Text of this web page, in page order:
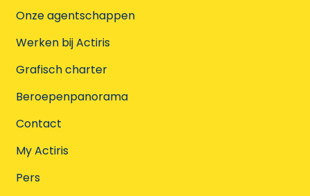
Onze agentschappen
Werken bij Actiris
Grafisch charter
Beroepenpanorama
Contact
My Actiris
Pers